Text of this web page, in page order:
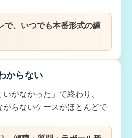
で、いつでも本番形式の練
からない
いかなかった」で終わり、
らないケースがほとんどで